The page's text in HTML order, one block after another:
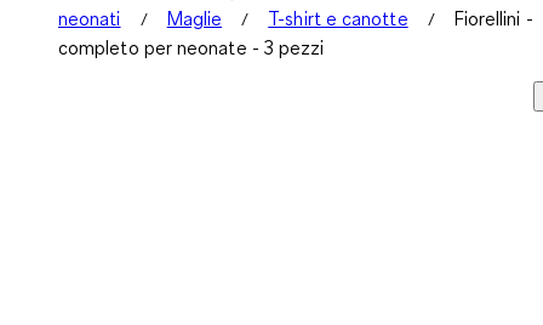
neonati
Maglie T-shirt e canotte
Fiorellini -
completo per neonate - 3 pezzi